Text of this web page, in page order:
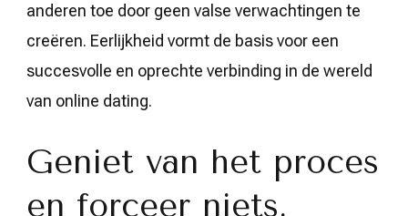
anderen toe door geen valse verwachtingen te
creëren. Eerlijkheid vormt de basis voor een
succesvolle en oprechte verbinding in de wereld
van online dating.
Geniet van het proces
en forceer niets.